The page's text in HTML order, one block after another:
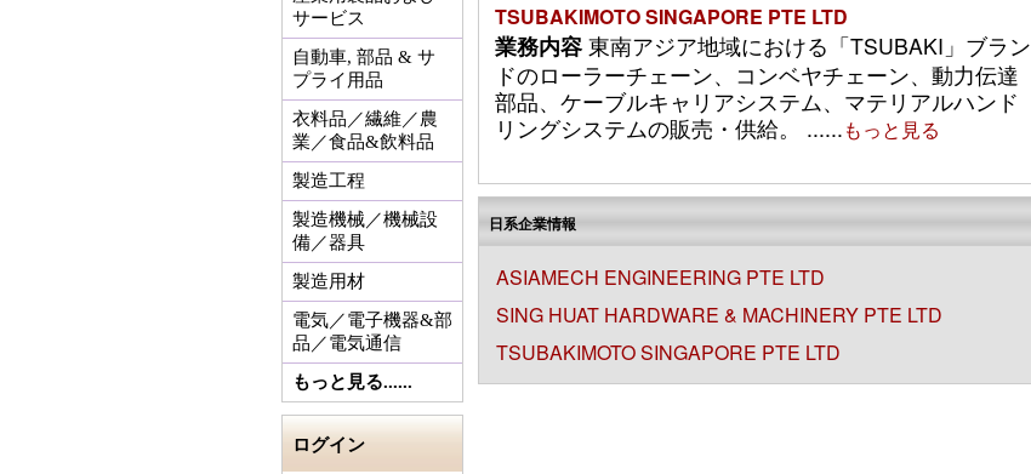
サービス
自動車, 部品 & サ
プライ用品
衣料品／繊維／農
業／食品&飲料品
製造工程
製造機械／機械設
備／器具
製造用材
電気／電子機器&部
品／電気通信
もっと見る......
ログイン
TSUBAKIMOTO SINGAPORE PTE LTD
業務内容 東南アジア地域における「TSUBAKI」ブラン
ドのローラーチェーン、コンベヤチェーン、動力伝達
部品、ケーブルキャリアシステム、マテリアルハンド
リングシステムの販売・供給。 ......もっと見る
日系企業情報
ASIAMECH ENGINEERING PTE LTD
SING HUAT HARDWARE & MACHINERY PTE LTD
TSUBAKIMOTO SINGAPORE PTE LTD